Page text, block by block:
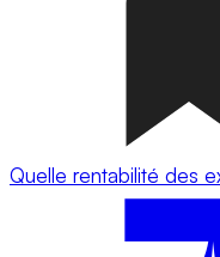
Quelle rentabilité des